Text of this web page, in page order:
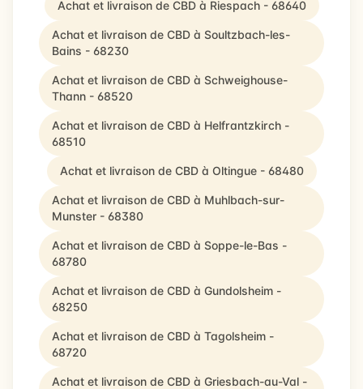
Achat et livraison de CBD à Riespach - 68640
Achat et livraison de CBD à Soultzbach-les-
Bains - 68230
Achat et livraison de CBD à Schweighouse-
Thann - 68520
Achat et livraison de CBD à Helfrantzkirch -
68510
Achat et livraison de CBD à Oltingue - 68480
Achat et livraison de CBD à Muhlbach-sur-
Munster - 68380
Achat et livraison de CBD à Soppe-le-Bas -
68780
Achat et livraison de CBD à Gundolsheim -
68250
Achat et livraison de CBD à Tagolsheim -
68720
Achat et livraison de CBD à Griesbach-au-Val -